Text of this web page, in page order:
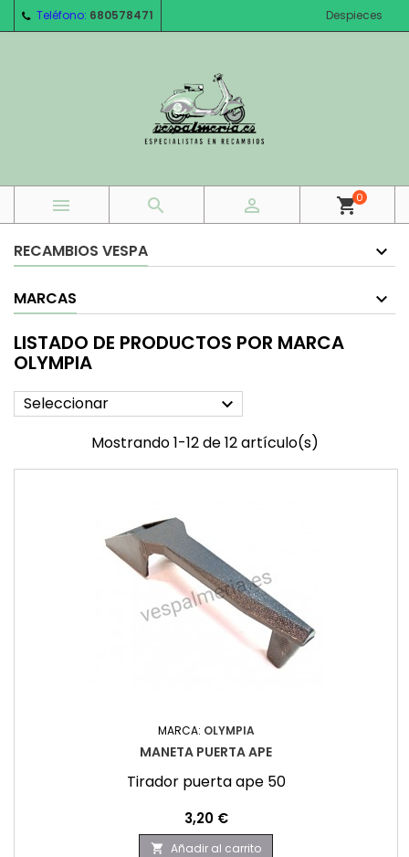
Teléfono: 680578471 Despieces
   shopping_cart0
RECAMBIOS VESPA
MARCAS
LISTADO DE PRODUCTOS POR MARCA
OLYMPIA
Seleccionar 
Mostrando 1-12 de 12 artículo(s)
MARCA: OLYMPIA
MANETA PUERTA APE
Tirador puerta ape 50
Precio
3,20 €
 Añadir al carrito